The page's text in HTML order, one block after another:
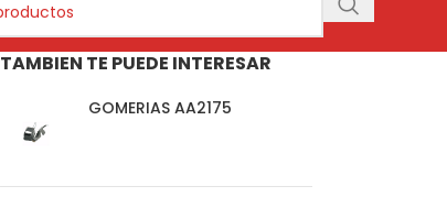
TAMBIEN TE PUEDE INTERESAR
GOMERIAS AA2175